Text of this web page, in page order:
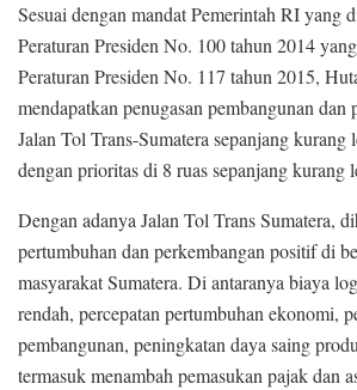
Sesuai dengan mandat Pemerintah RI yang
Peraturan Presiden No. 100 tahun 2014
Peraturan Presiden No. 117 tahun 2015,
mendapatkan penugasan pembangunan dan
Jalan Tol Trans-Sumatera sepanjang kurang
dengan prioritas di 8 ruas sepanjang kurang
Dengan adanya Jalan Tol Trans Sumatera,
pertumbuhan dan perkembangan positif di
masyarakat Sumatera. Di antaranya biaya
rendah, percepatan pertumbuhan ekonomi,
pembangunan, peningkatan daya saing
termasuk menambah pemasukan pajak dan